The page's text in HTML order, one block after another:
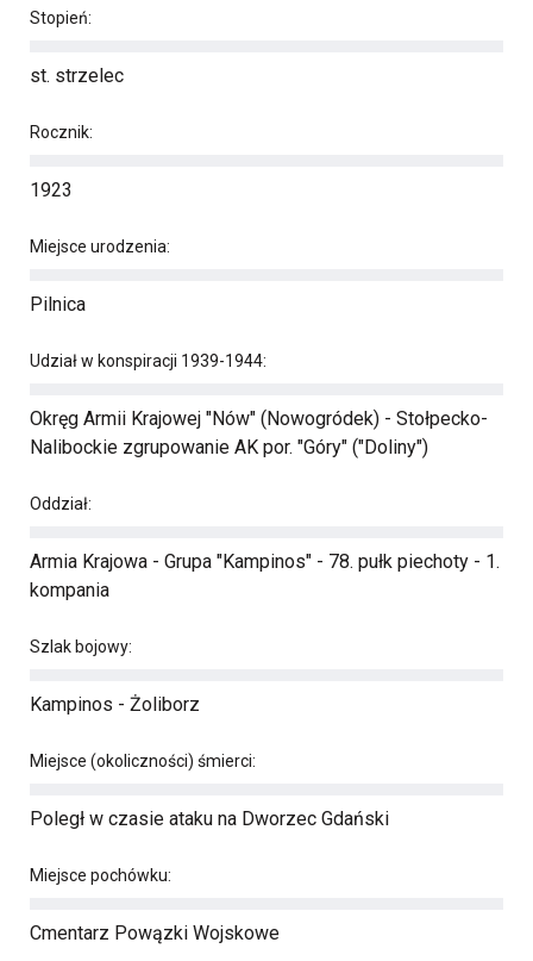
Stopień:
st. strzelec
Rocznik:
1923
Miejsce urodzenia:
Pilnica
Udział w konspiracji 1939-1944:
Okręg Armii Krajowej "Nów" (Nowogródek) - Stołpecko-
Nalibockie zgrupowanie AK por. "Góry" ("Doliny")
Oddział:
Armia Krajowa - Grupa "Kampinos" - 78. pułk piechoty - 1.
kompania
Szlak bojowy:
Kampinos - Żoliborz
Miejsce (okoliczności) śmierci:
Poległ w czasie ataku na Dworzec Gdański
Miejsce pochówku:
Cmentarz Powązki Wojskowe